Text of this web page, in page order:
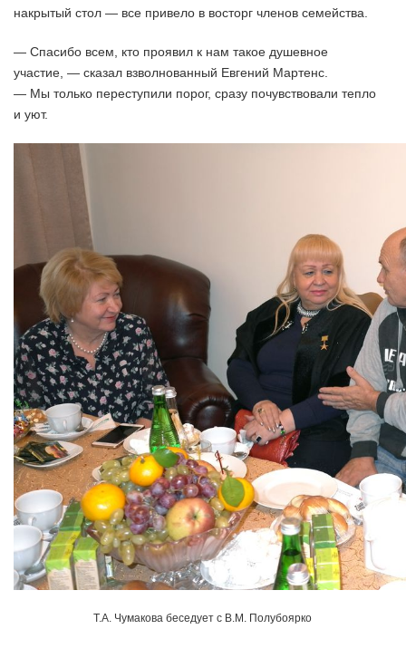
накрытый стол — все привело в восторг членов семейства.
— Спасибо всем, кто проявил к нам такое душевное
участие, — сказал взволнованный Евгений Мартенс.
— Мы только переступили порог, сразу почувствовали тепло
и уют.
Т.А. Чумакова беседует с В.М. Полубоярко